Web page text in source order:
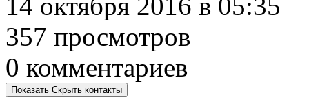
14 октября 2016 в 05:35
357 просмотров
0 комментариев
Показать Скрыть контакты